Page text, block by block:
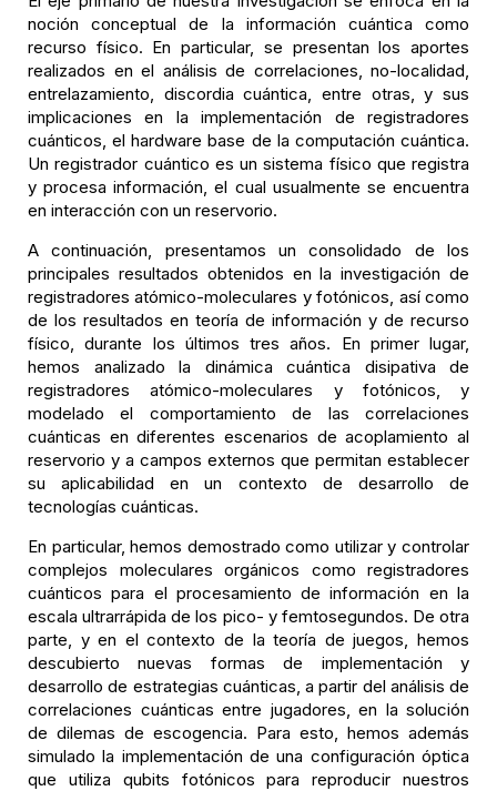
noción conceptual de la información cuántica como
recurso físico. En particular, se presentan los aportes
realizados en el análisis de correlaciones, no-localidad,
entrelazamiento, discordia cuántica, entre otras, y sus
implicaciones en la implementación de registradores
cuánticos, el hardware base de la computación cuántica.
Un registrador cuántico es un sistema físico que registra
y procesa información, el cual usualmente se encuentra
en interacción con un reservorio.
A continuación, presentamos un consolidado de los
principales resultados obtenidos en la investigación de
registradores atómico-moleculares y fotónicos, así como
de los resultados en teoría de información y de recurso
físico, durante los últimos tres años. En primer lugar,
hemos analizado la dinámica cuántica disipativa de
registradores atómico-moleculares y fotónicos, y
modelado el comportamiento de las correlaciones
cuánticas en diferentes escenarios de acoplamiento al
reservorio y a campos externos que permitan establecer
su aplicabilidad en un contexto de desarrollo de
tecnologías cuánticas.
En particular, hemos demostrado como utilizar y controlar
complejos moleculares orgánicos como registradores
cuánticos para el procesamiento de información en la
escala ultrarrápida de los pico- y femtosegundos. De otra
parte, y en el contexto de la teoría de juegos, hemos
descubierto nuevas formas de implementación y
desarrollo de estrategias cuánticas, a partir del análisis de
correlaciones cuánticas entre jugadores, en la solución
de dilemas de escogencia. Para esto, hemos además
simulado la implementación de una configuración óptica
que utiliza qubits fotónicos para reproducir nuestros